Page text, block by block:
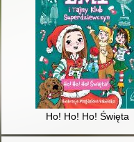
Ho! Ho! Ho! Święta